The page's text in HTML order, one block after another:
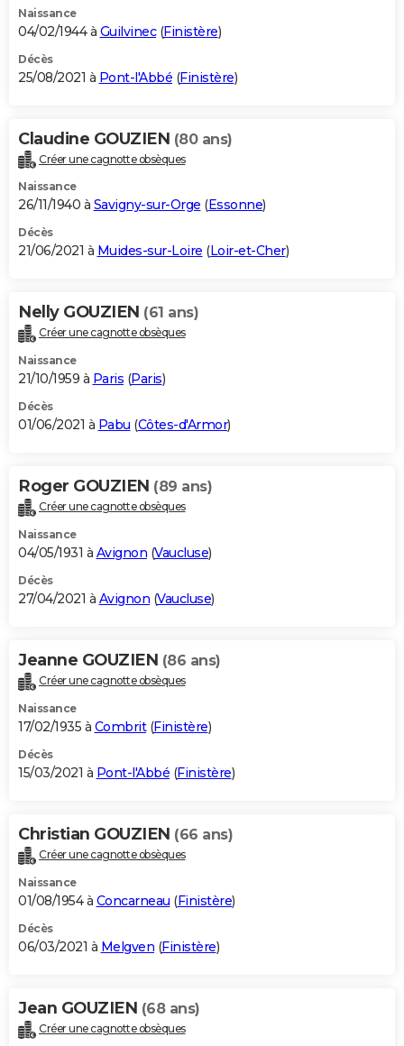
Naissance
04/02/1944 à Guilvinec(Finistère)
Décès
25/08/2021 à Pont-l'Abbé (Finistère)
Claudine GOUZIEN (80 ans)
Créer une cagnotte obsèques
Naissance
26/11/1940 à Savigny-sur-Orge (Essonne)
Décès
21/06/2021 à Muides-sur-Loire (Loir-et-Cher)
Nelly GOUZIEN (61 ans)
Créer une cagnotte obsèques
Naissance
21/10/1959 à Paris (Paris)
Décès
01/06/2021 à Pabu (Côtes-d'Armor)
Roger GOUZIEN (89 ans)
Créer une cagnotte obsèques
Naissance
04/05/1931 à Avignon (Vaucluse)
Décès
27/04/2021 à Avignon (Vaucluse)
Jeanne GOUZIEN (86 ans)
Créer une cagnotte obsèques
Naissance
17/02/1935 à Combrit(Finistère)
Décès
15/03/2021 à Pont-l'Abbé (Finistère)
Christian GOUZIEN (66 ans)
Créer une cagnotte obsèques
Naissance
01/08/1954 à Concarneau (Finistère)
Décès
06/03/2021 à Melgven (Finistère)
Jean GOUZIEN (68 ans)
Créer une cagnotte obsèques